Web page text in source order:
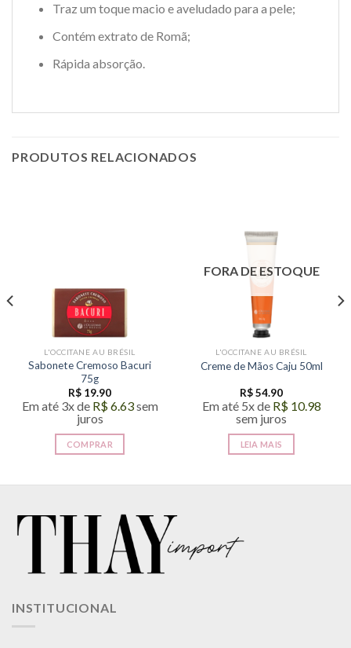
Traz um toque macio e aveludado para a pele;
Contém extrato de Romã;
Rápida absorção.
PRODUTOS RELACIONADOS
L'OCCITANE AU BRÉSIL
Sabonete Cremoso Bacuri
75g
R$ 19.90
Em até 3x de R$6.63sem
juros
COMPRAR
FORA DE ESTOQUE
L'OCCITANE AU BRÉSIL
Creme de Mãos Caju 50ml
R$54.90
Em até 5x de R$10.98
sem juros
LEIA MAIS
INSTITUCIONAL